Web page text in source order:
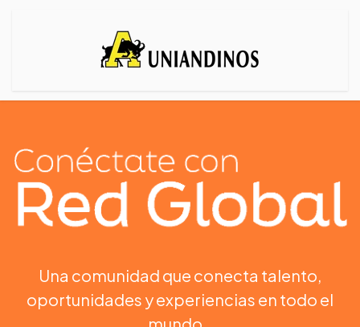
Una comunidad que conecta talento,
oportunidades y experiencias en todo el